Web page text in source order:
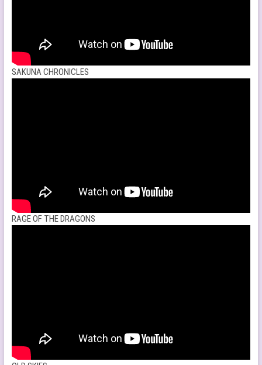
SAKUNA CHRONICLES
RAGE OF THE DRAGONS